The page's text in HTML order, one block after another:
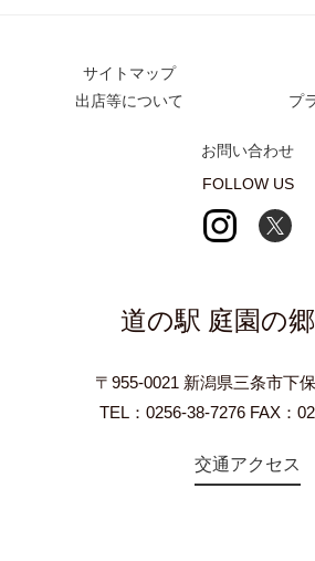
サイトマップ
出店等について
プ
お問い合わせ
FOLLOW US
道の駅 庭園の
〒955-0021 新潟県三条市下
TEL：0256-38-7276 FAX：
交通アクセス